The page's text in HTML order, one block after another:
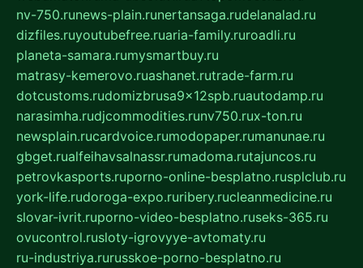
nv-750.runews-plain.runertansaga.rudelanalad.ru
dizfiles.ruyoutubefree.ruaria-family.ruroadli.ru
planeta-samara.rumysmartbuy.ru
matrasy-kemerovo.ruashanet.rutrade-farm.ru
dotcustoms.rudomizbrusa9x12spb.ruautodamp.ru
narasimha.rudjcommodities.runv750.rux-ton.ru
newsplain.rucardvoice.rumodopaper.rumanunae.ru
gbget.rualfeihavsalnassr.rumadoma.rutajuncos.ru
petrovkasports.ruporno-online-besplatno.rusplclub.ru
york-life.rudoroga-expo.ruribery.rucleanmedicine.ru
slovar-ivrit.ruporno-video-besplatno.ruseks-365.ru
ovucontrol.rusloty-igrovyye-avtomaty.ru
ru-industriya.rurusskoe-porno-besplatno.ru